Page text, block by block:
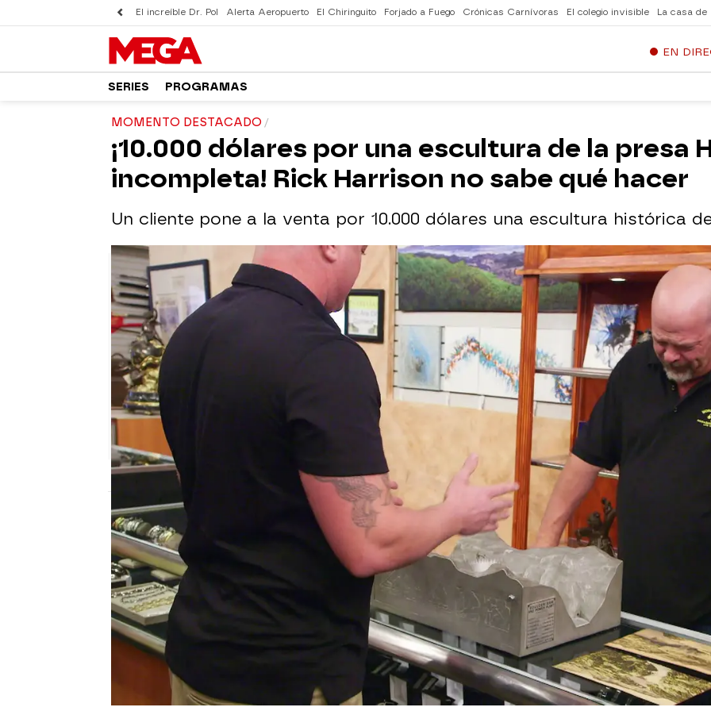
El increíble Dr. Pol Alerta Aeropuerto El Chiringuito Forjado a Fuego Crónicas Carnívoras El colegio invisible La casa de
EN
SERIES PROGRAMAS
MOMENTO DESTACADO
¡10.000 dólares por una escultura de la presa
incompleta! Rick Harrison no sabe qué hacer
Un cliente pone a la venta por 10.000 dólares una escultura histórica
mega
Publicado:30 de junio de 2025, 20:00
WhatsappFacebook
Un cliente quiere vender por 10.000 dólares
una escultura de la
presa de Boulder de 1935
, hecha de aluminio fundido.
Ese mismo año,
la artista Gladys Caldwell Fisherterminó la
luego pasó a llamarse Hoover, como
parte del Proyecto de Obras de Arte Públicas impulsado por
Roosevelt.